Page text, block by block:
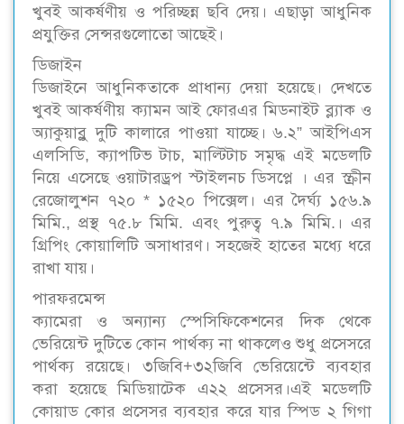
খুবই আকর্ষণীয় ও পরিচ্ছন্ন ছবি দেয়। এছাড়া আধুনিক
প্রযুক্তির সেন্সরগুলোতো আছেই।
ডিজাইন
ডিজাইনে আধুনিকতাকে প্রাধান্য দেয়া হয়েছে। দেখতে
খুবই আকর্ষণীয় ক্যামন আই ফোরএর মিডনাইট ব্ল্যাক ও
অ্যাকুয়াব্লু দুটি কালারে পাওয়া যাচ্ছে। ৬.২” আইপিএস
এলসিডি, ক্যাপটিভ টাচ, মাল্টিটাচ সমৃদ্ধ এই মডেলটি
নিয়ে এসেছে ওয়াটারড্রপ স্টাইলনচ ডিসপ্লে । এর স্ক্রীন
রেজোলুশন ৭২০ * ১৫২০ পিক্সেল। এর দৈর্ঘ্য ১৫৬.৯
মিমি., প্রস্থ ৭৫.৮ মিমি. এবং পুরুত্ব ৭.৯ মিমি.। এর
গ্রিপিং কোয়ালিটি অসাধারণ। সহজেই হাতের মধ্যে ধরে
রাখা যায়।
পারফরমেন্স
ক্যামেরা ও অন্যান্য স্পেসিফিকেশনের দিক থেকে
ভেরিয়েন্ট দুটিতে কোন পার্থক্য না থাকলেও শুধু প্রসেসরে
পার্থক্য রয়েছে। ৩জিবি+৩২জিবি ভেরিয়েন্টে ব্যবহার
করা হয়েছে মিডিয়াটেক এ২২ প্রসেসর।এই মডেলটি
কোয়াড কোর প্রসেসর ব্যবহার করে যার স্পিড ২ গিগা